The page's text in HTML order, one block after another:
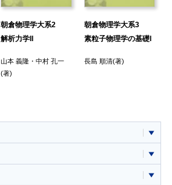
朝倉物理学大系2
解析力学II
山本 義隆 ・中村 孔一
(著)
朝倉物理学大系3
素粒子物理学の基礎I
長島 順清(著)